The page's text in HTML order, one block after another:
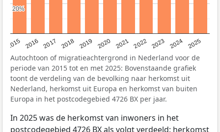
2015 2016 2017 2018 2019 2020 2021 2022 2023 2024 2025
20%
20%
Autochtoon of migratieachtergrond in Nederland voor de
periode van 2015 tot en met 2025: Bovenstaande grafiek
toont de verdeling van de bevolking naar herkomst uit
Nederland, herkomst uit Europa en herkomst van buiten
Europa in het postcodegebied 4726 BX per jaar.
In 2025 was de herkomst van inwoners in het
postcodegebied 4726 BX als volgt verdeeld: herkomst